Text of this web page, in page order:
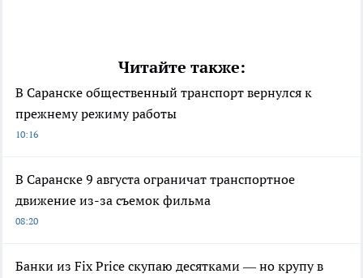
Читайте также:
В Саранске общественный транспорт вернулся к
прежнему режиму работы
10:16
В Саранске 9 августа ограничат транспортное
движение из-за съемок фильма
08:20
Банки из Fix Price скупаю десятками — но крупу в